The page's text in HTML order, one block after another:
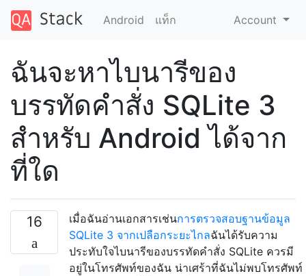
Android แท็ก Account
ฉันจะหาไบนารีของ
บรรทัดคำสั่ง SQLite 3
สำหรับ Android ได้จาก
ที่ใด
16 เมื่อฉันอ่านเอกสารเช่นการตรวจสอบฐานข้อมูล
SQLite 3 จากเปลือกระยะไกลฉันได้รับความ
ประทับใจไบนารีของบรรทัดคำสั่ง SQLite ควรมี
อยู่ในโทรศัพท์ของฉัน น่าเศร้าที่ฉันไม่พบโทรศัพท์